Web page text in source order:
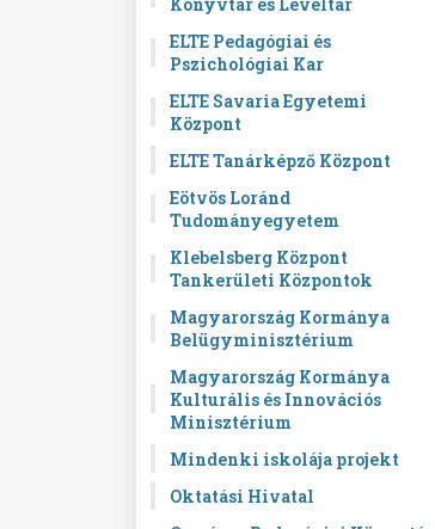
ELTE Pedagógiai és
Pszichológiai Kar
ELTE Savaria Egyetemi
Központ
ELTE Tanárképző Központ
Eötvös Loránd
Tudományegyetem
Klebelsberg Központ
Tankerületi Központok
Magyarország Kormánya
Belügyminisztérium
Magyarország Kormánya
Kulturális és Innovációs
Minisztérium
Mindenki iskolája projekt
Oktatási Hivatal